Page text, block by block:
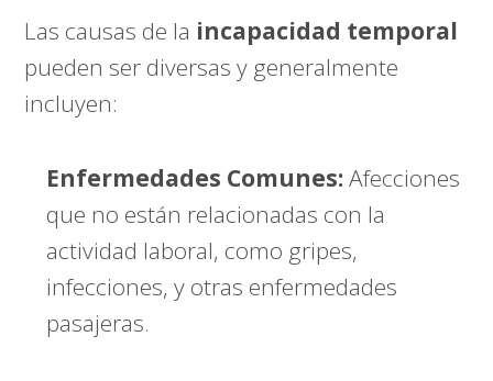
Las causas de la incapacidad temporal
pueden ser diversas y generalmente
incluyen:
Enfermedades Comunes:Afecciones
que no están relacionadas con la
actividad laboral, como gripes,
infecciones, y otras enfermedades
pasajeras.